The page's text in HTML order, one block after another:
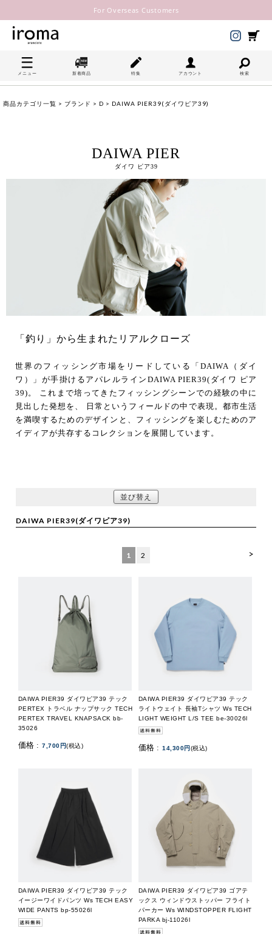
For Overseas Customers
メニュー 新着商品 特集 アカウント 検索
商品カテゴリ一覧 > ブランド > D > DAIWA PIER39(ダイワピア39)
DAIWA PIER
ダイワ ピア39
「釣り」から生まれたリアルクローズ
世界のフィッシング市場をリードしている「DAIWA（ダイ
ワ）」が手掛けるアパレルラインDAIWA PIER39(ダイワ ピア
39)。 これまで培ってきたフィッシングシーンでの経験の中に
見出した発想を、 日常というフィールドの中で表現。都市生活
を満喫するためのデザインと、フィッシングを楽しむためのア
イディアが共存するコレクションを展開しています。
並び替え
DAIWA PIER39(ダイワピア39)
>
1 2
DAIWA PIER39 ダイワピア39 テック
PERTEX トラベル ナップサック TECH
PERTEX TRAVEL KNAPSACK bb-
35026
価格 : 7,700円(税込)
DAIWA PIER39 ダイワピア39 テック
ライトウェイト 長袖Tシャツ Ws TECH
LIGHT WEIGHT L/S TEE be-30026l
価格 : 14,300円(税込)
DAIWA PIER39 ダイワピア39 テック
イージーワイドパンツ Ws TECH EASY
WIDE PANTS bp-55026l
DAIWA PIER39 ダイワピア39 ゴアテ
ックス ウィンドウストッパー フライト
パーカー Ws WINDSTOPPER FLIGHT
PARKA bj-11026l